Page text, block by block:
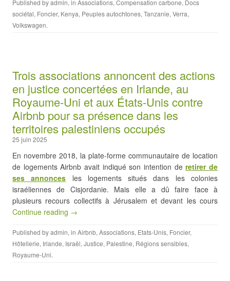
Published byadmin, in Associations, Compensation carbone, Docs
sociétal, Foncier, Kenya, Peuples autochtones, Tanzanie, Verra,
Volkswagen.
Trois associations annoncent des actions
en justice concertées en Irlande, au
Royaume-Uni et aux États-Unis contre
Airbnb pour sa présence dans les
territoires palestiniens occupés
25 juin 2025
En novembre 2018, la plate-forme communautaire de location
de logements Airbnb avait indiqué son intention deretirer de
ses annonces les logements situés dans les colonies
israéliennes de Cisjordanie. Mais elle a dû faire face à
plusieurs recours collectifs à Jérusalem et devant les cours
Continue reading →
Published byadmin, in Airbnb, Associations, Etats-Unis, Foncier,
Hôtellerie, Irlande, Israël, Justice, Palestine, Régions sensibles,
Royaume-Uni.